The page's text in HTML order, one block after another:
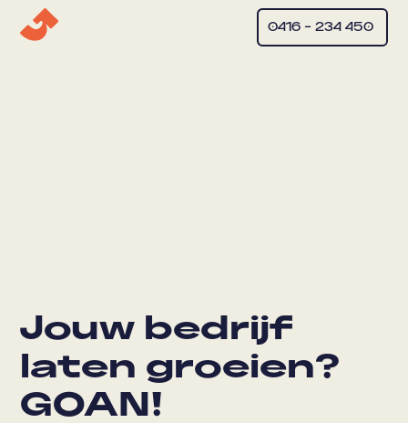
0416 – 234 450
Jouw bedrijf
laten groeien?
GOAN!